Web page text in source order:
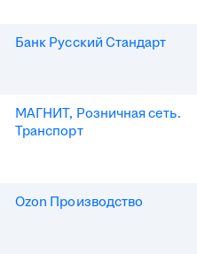
Банк Русский Стандарт
МАГНИТ, Розничная сеть.
Транспорт
Ozon Производство